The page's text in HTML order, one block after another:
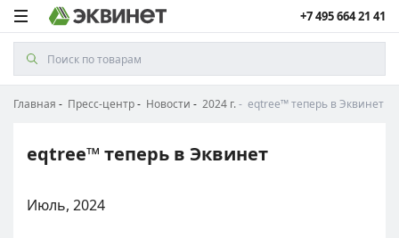
+7 495 664 21 41
Главная Пресс-центр Новости 2024 г. eqtree™ теперь в Эквинет
eqtree™ теперь в Эквинет
Июль, 2024